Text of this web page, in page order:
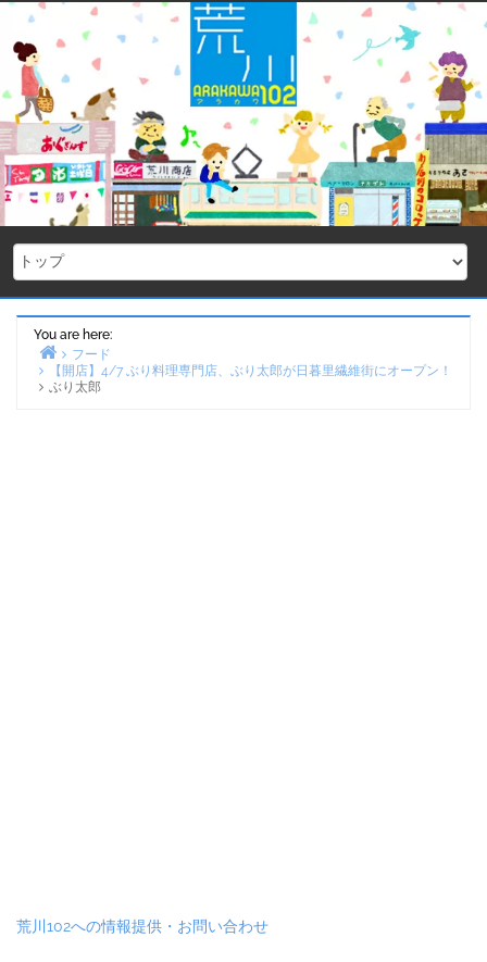
Skip
content
You are here:
Home
フード
【開店】4/7 ぶり料理専門店、ぶり太郎が日暮里繊維街にオープン！
ぶり太郎
荒川102への情報提供・お問い合わせ